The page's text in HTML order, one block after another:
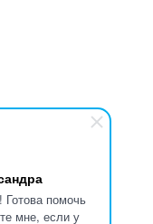
Готова помочь
мне, если у
публичной